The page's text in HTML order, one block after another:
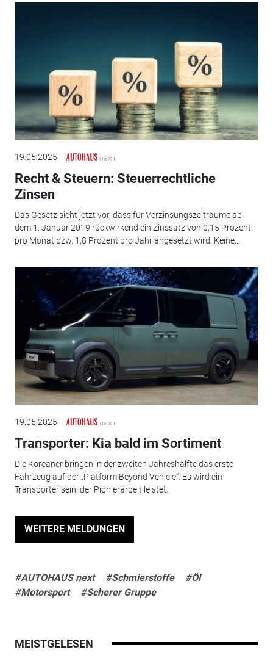
19.05.2025
Recht & Steuern: Steuerrechtliche
Zinsen
Das Gesetz sieht jetzt vor, dass für Verzinsungszeiträume ab
dem 1. Januar 2019 rückwirkend ein Zinssatz von 0,15 Prozent
pro Monat bzw. 1,8 Prozent pro Jahr angesetzt wird. Keine...
19.05.2025
Transporter: Kia bald im Sortiment
Die Koreaner bringen in der zweiten Jahreshälfte das erste
Fahrzeug auf der „Platform Beyond Vehicle“. Es wird ein
Transporter sein, der Pionierarbeit leistet.
WEITERE MELDUNGEN
#AUTOHAUS next #Schmierstoffe
#Öl
#Motorsport
#Scherer Gruppe
MEISTGELESEN